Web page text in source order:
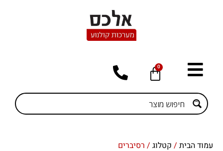
0
עמוד הבית / קטלוג / רסיברים